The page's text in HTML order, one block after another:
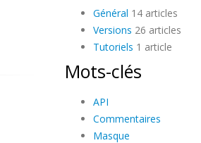
Général 14 articles
Versions 26 articles
Tutoriels 1 article
Mots-clés
API
Commentaires
Masque